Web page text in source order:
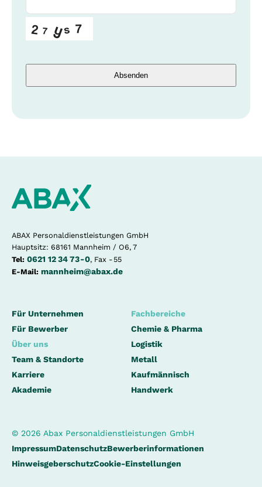
Absenden
ABAX Personaldienstleistungen GmbH
Hauptsitz: 68161 Mannheim / O6, 7
Tel: 0621 12 34 73 - 0, Fax - 55
E-Mail: mannheim@abax.de
Für Unternehmen
Für Bewerber
Über uns
Team & Standorte
Karriere
Akademie
Fachbereiche
Chemie & Pharma
Logistik
Metall
Kaufmännisch
Handwerk
© 2026 Abax Personaldienstleistungen GmbH
ImpressumDatenschutzBewerberinformationen
HinweisgeberschutzCookie-Einstellungen